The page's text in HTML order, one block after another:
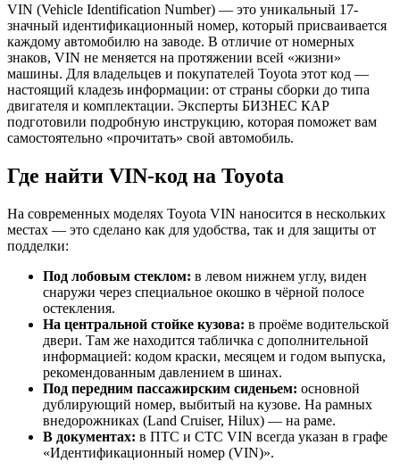
VIN (Vehicle Identification Number) — это уникальный 17-
значный идентификационный номер, который присваивается
каждому автомобилю на заводе. В отличие от номерных
знаков, VIN не меняется на протяжении всей «жизни»
машины. Для владельцев и покупателей Toyota этот код —
настоящий кладезь информации: от страны сборки до типа
двигателя и комплектации. Эксперты БИЗНЕС КАР
подготовили подробную инструкцию, которая поможет вам
самостоятельно «прочитать» свой автомобиль.
Где найти VIN-код на Toyota
На современных моделях Toyota VIN наносится в нескольких
местах — это сделано как для удобства, так и для защиты от
подделки:
Под лобовым стеклом: в левом нижнем углу, виден
снаружи через специальное окошко в чёрной полосе
остекления.
На центральной стойке кузова: в проёме водительской
двери. Там же находится табличка с дополнительной
информацией: кодом краски, месяцем и годом выпуска,
рекомендованным давлением в шинах.
Под передним пассажирским сиденьем: основной
дублирующий номер, выбитый на кузове. На рамных
внедорожниках (Land Cruiser, Hilux) — на раме.
В документах: в ПТС и СТС VIN всегда указан в графе
«Идентификационный номер (VIN)».